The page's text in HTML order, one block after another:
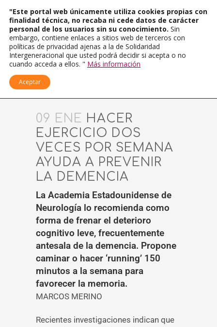
09 ENE HACER
EJERCICIO DOS
VECES POR SEMANA
AYUDA A PREVENIR
LA DEMENCIA
La Academia Estadounidense de
Neurología lo recomienda como
forma de frenar el deterioro
cognitivo leve, frecuentemente
antesala de la demencia. Propone
caminar o hacer ‘running’ 150
minutos a la semana para
favorecer la memoria.
MARCOS MERINO
Recientes investigaciones indican que
"Este portal web únicamente utiliza cookies propias con
finalidad técnica, no recaba ni cede datos de carácter
personal de los usuarios sin su conocimiento. Sin
embargo, contiene enlaces a sitios web de terceros con
políticas de privacidad ajenas a la de Solidaridad
Intergeneracional que usted podrá decidir si acepta o no
cuando acceda a ellos. " Más información
Aceptar